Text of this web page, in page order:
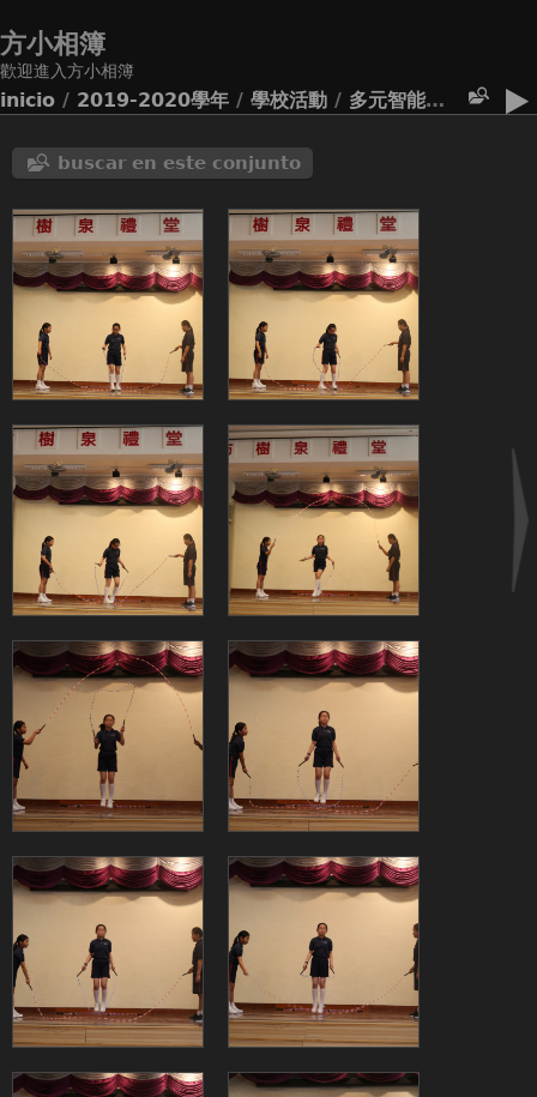
方小相簿
歡迎進入方小相簿
inicio / 2019-2020學年 / 學校活動 / 多元智能同樂日(開放日)
buscar en este conjunto